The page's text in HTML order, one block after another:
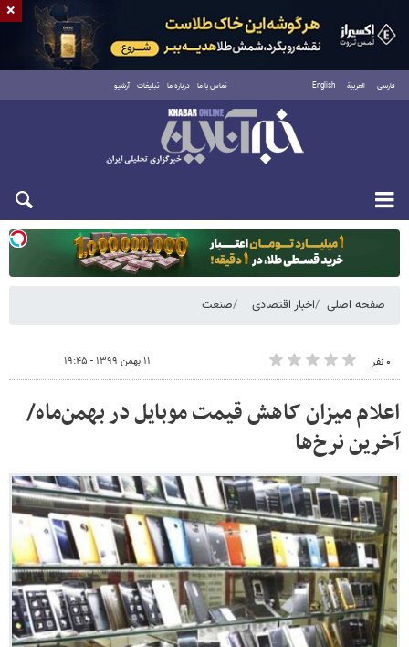
فارسی العربية English تماس با ما درباره ما تبلیغات آرشیو
یکشنبه ۱۸ مرداد ۱۴۰۵
صفحه اصلی اخبار اقتصادی صنعت
۰ نفر ۱۱ بهمن ۱۳۹۹ - ۱۹:۴۵
اعلام میزان کاهش قیمت موبایل در بهمن‌ماه/
آخرین نرخ‌ها
×